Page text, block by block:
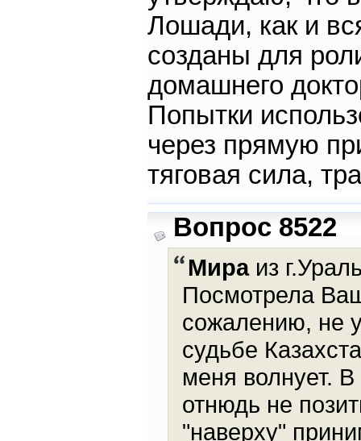
Лошади, как и
созданы для
домашнего
Попытки
через прямую
тяговая сила,
Вопрос 8522
Мираиз
Посмотрела
сожалению, не
судьбе
меня волнует.
отнюдь не
"наверху"